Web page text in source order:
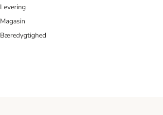
Levering
Magasin
Bæredygtighed